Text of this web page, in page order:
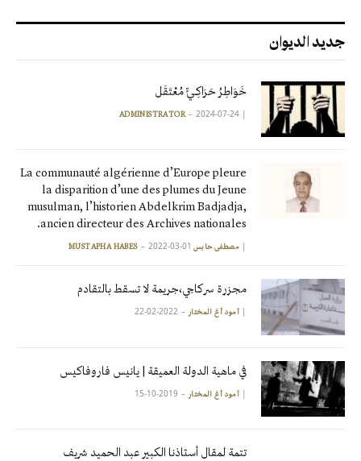
جديد الديوان
خَوَاطِرُ حَرَاكِـيٍّ مُعْتَقَل
|
ADMINISTRATOR 2024-07-24
La communauté algérienne d’Europe pleure
la disparition d’une des plumes du Jeune
musulman, l’historien Abdelkrim Badjadja,
ancien directeur des Archives nationales.
| مصطفى حابس MUSTAPHA HABES 2022-03-01
مجزرة سركاجي،جريمة لا تسقط بالتقادم
| آمود أغ المختار 2022-02-22
في ماهية الدولة العميقة | يانيس فاروفاكيس
| آمود أغ المختار 2019-10-15
تتمة لمقال أستاذنا الكبير عبد الحميد شريف